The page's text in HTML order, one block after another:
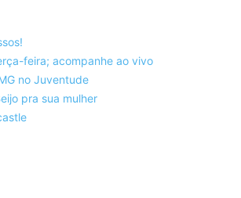
feira; acompanhe ao vivo
no Juventude
pra sua mulher